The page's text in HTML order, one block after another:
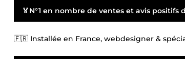
🏅 N°1 en nombre de ventes et avis positifs
🇫🇷 Installée en France, webdesigner &